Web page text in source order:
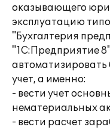
оказывающего
эксплуатацию
"Бухгалтерия
"1С:Предприятие
автоматизировать
учет, а именно:
- вести учет
нематериальных
- вести расчет